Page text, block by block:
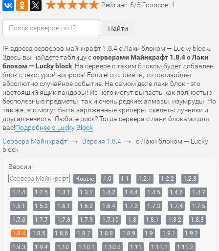
Рейтинг: 5/5 Голосов: 1
IP адреса серверов майнкрафт 1.8.4 с Лаки блоком — Lucky block.
Здесь вы найдете таблицу ссерверами Майнкрафт 1.8.4 с Лаки
блоком — Lucky block . На сервере с таким блоком будет добавлен
блок с текстурой вопроса! Если его сломать, то произойдет
абсолютно случайное событие. На самом деле лаки блок - это
настоящий ящик пандоры! Из него могут выпасть как полностью
бесполезные предметы, так и очень редкие: алмазы, изумруды. Но
так же, это могут быть заряженные криперы, скелеты лучники и
другая нечисть. Любите риск? Тогда сервера с лани блоками для
вас!Подробнее о Lucky Block
Сервера Майнкрафт → Версия 1.8.4 →
с Лаки блоком — Lucky
block
Версии:
Сервера Майнкрафт Новые 1.0 1.1 1.2.1 1.2.2
1.2.3
1.2.4
1.2.5 1.3.1 1.3.2 1.4.2 1.4.4 1.4.5 1.4.6
1.4.7
1.5.1
1.5.2 1.6.1 1.6.2 1.6.4 1.7.2 1.7.3 1.7.4
1.7.5
1.7.6
1.7.7 1.7.8 1.7.9 1.7.10 1.8 1.8.1 1.8.2
1.8.3
1.8.4
1.8.5 1.8.6 1.8.7 1.8.8 1.8.9 1.9 1.9.1
1.9.2
1.9.3
1.9.4 1.10 1.10.1 1.10.2 1.11 1.11.1
1.11.2